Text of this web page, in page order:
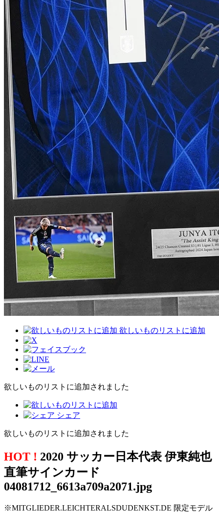
欲しいものリストに追加
欲しいものリストに追加されました
シェア
欲しいものリストに追加されました
HOT ! 2020 サッカー日本代表 伊東純也
直筆サインカード
04081712_6613a709a2071.jpg
※MITGLIEDER.LEICHTERALSDUDENKST.DE 限定モデル